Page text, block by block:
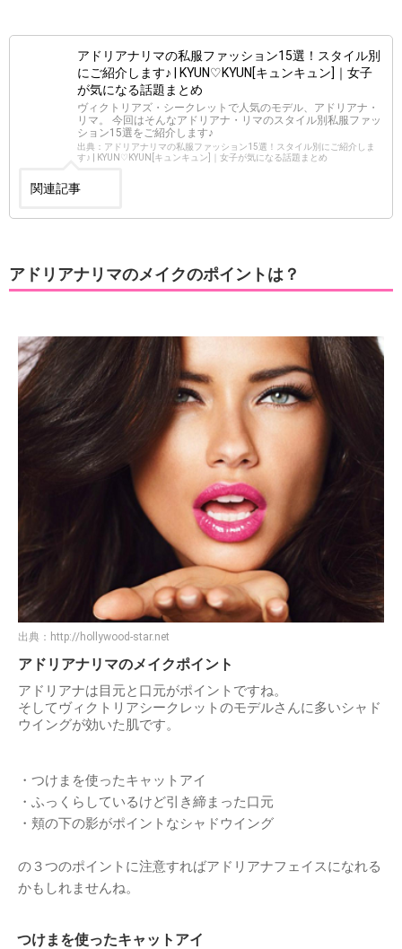
アドリアナリマの私服ファッション15選！スタイル別
にご紹介します♪ | KYUN♡KYUN[キュンキュン]｜女子
が気になる話題まとめ
ヴィクトリアズ・シークレットで人気のモデル、アドリアナ・
リマ。 今回はそんなアドリアナ・リマのスタイル別私服ファッ
ション15選をご紹介します♪
出典：アドリアナリマの私服ファッション15選！スタイル別にご紹介しま
す♪ | KYUN♡KYUN[キュンキュン]｜女子が気になる話題まとめ
関連記事
アドリアナリマのメイクのポイントは？
出典： http://hollywood-star.net
アドリアナリマのメイクポイント
アドリアナは目元と口元がポイントですね。
そしてヴィクトリアシークレットのモデルさんに多いシャド
ウイングが効いた肌です。
・つけまを使ったキャットアイ
・ふっくらしているけど引き締まった口元
・頬の下の影がポイントなシャドウイング
の３つのポイントに注意すればアドリアナフェイスになれる
かもしれませんね。
つけまを使ったキャットアイ